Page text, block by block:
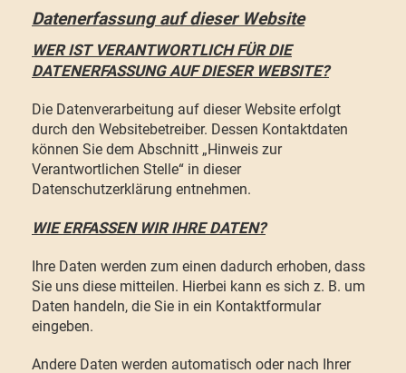
Datenerfassung auf dieser Website
WER IST VERANTWORTLICH FÜR DIE
DATENERFASSUNG AUF DIESER WEBSITE?
Die Datenverarbeitung auf dieser Website erfolgt
durch den Websitebetreiber. Dessen Kontaktdaten
können Sie dem Abschnitt „Hinweis zur
Verantwortlichen Stelle“ in dieser
Datenschutzerklärung entnehmen.
WIE ERFASSEN WIR IHRE DATEN?
Ihre Daten werden zum einen dadurch erhoben, dass
Sie uns diese mitteilen. Hierbei kann es sich z. B. um
Daten handeln, die Sie in ein Kontaktformular
eingeben.
Andere Daten werden automatisch oder nach Ihrer